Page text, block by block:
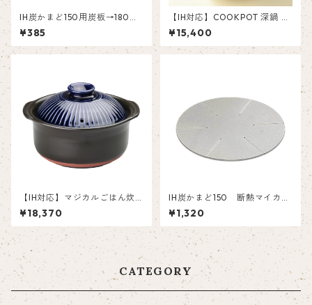
IH炭かまど150用炭板→180用
への交換
¥385
【IH対応】COOKPOT 深鍋 カ
レーシチューポット S
¥15,400
【IH対応】マジカルごはん炊
き 菊花（きっか）2合
¥18,370
IH炭かまど150 断熱マイカ
【交換部品】
¥1,320
CATEGORY